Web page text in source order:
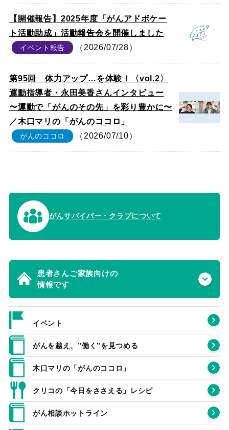
【開催報告】2025年度「がんアドボケー
ト活動助成」活動報告会を開催しました
イベント報告 （2026/07/28）
第95回 体力アップ…を体験！〈vol.2〉
運動指導者・永田美香さんインタビュー
〜運動で「がんのその先」を彩り豊かに〜
／木口マリの「がんのココロ」
がんのココロ （2026/07/10）
がんサバイバー・クラブについて
患者さんご家族向けの
情報です
イベント
がんを越え、”働く”を見つめる
木口マリの「がんのココロ」
クリコの「今日をささえる」レシピ
がん相談ホットライン